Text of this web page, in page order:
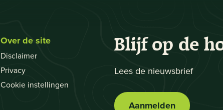
Over de site
Disclaimer
Privacy
Cookie instellingen
Blijf op de
Lees de nieuwsbrief
Aanmelden